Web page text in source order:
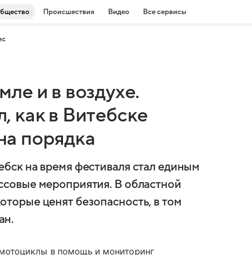
Происшествия Видео Все сервисы
и в воздухе.
как в Витебске
порядка
на время фестиваля стал единым
мероприятия. В областной
ценят безопасность, в том
в помощь и мониторинг